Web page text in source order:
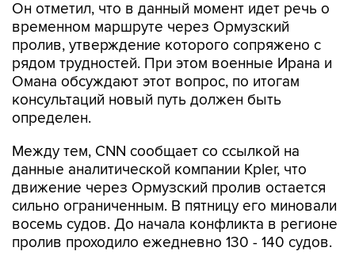
Он отметил, что в данный момент идет речь о
временном маршруте через Ормузский
пролив, утверждение которого сопряжено с
рядом трудностей. При этом военные Ирана и
Омана обсуждают этот вопрос, по итогам
консультаций новый путь должен быть
определен.
Между тем, CNN сообщает со ссылкой на
данные аналитической компании Kpler, что
движение через Ормузский пролив остается
сильно ограниченным. В пятницу его миновали
восемь судов. До начала конфликта в регионе
пролив проходило ежедневно 130 - 140 судов.